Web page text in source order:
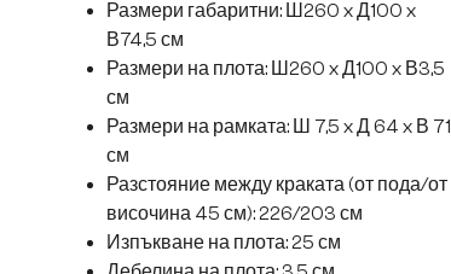
Размери габаритни: Ш260 x Д100 x
В74,5 см
Размери на плота: Ш260 x Д100 x В3,5
см
Размери на рамката: Ш 7,5 x Д 64 x В 71
см
Разстояние между краката (от пода/от
височина 45 см): 226/203 см
Изпъкване на плота: 25 см